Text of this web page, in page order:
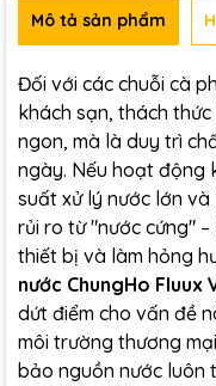
Mô tả sản phẩm
Đối với các chuỗi cà
khách sạn, thách
ngon, mà là duy trì
ngày. Nếu hoạt động
suất xử lý nước lớn
rủi ro từ "nước cứng"
thiết bị và làm hỏng
nước ChungHo Fluux
dứt điểm cho vấn đề
môi trường thương
bảo nguồn nước luôn